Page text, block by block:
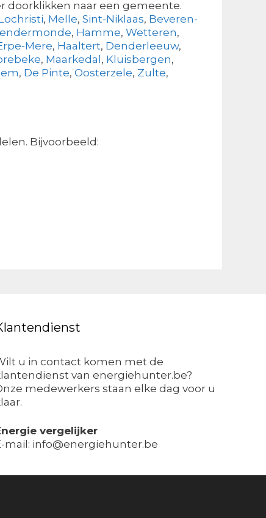
doorklikken naar een gemeente.
, Melle, Sint-Niklaas, Beveren-
, Hamme, Wetteren,
Mere, Haaltert, Denderleeuw,
, Maarkedal, Kluisbergen,
, De Pinte, Oosterzele, Zulte,
Bijvoorbeeld:
u in contact komen met de
van energiehunter.be?
medewerkers staan elke dag voor u
vergelijker
mail: info@energiehunter.be